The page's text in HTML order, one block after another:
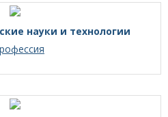
науки и технологии